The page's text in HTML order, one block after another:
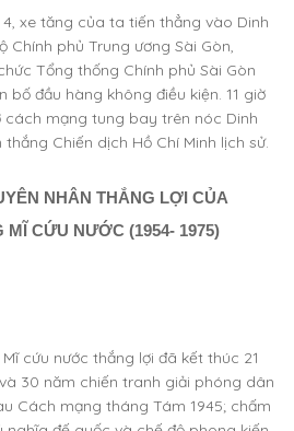
xe tăng của ta tiến thẳng vào Dinh
phủ Trung ương Sài Gòn,
Tổng thống Chính phủ Sài Gòn
bố đầu hàng không điều kiện. 11 giờ
mạng tung bay trên nóc Dinh
Chiến dịch Hồ Chí Minh lịch sử.
NHÂN THẮNG LỢI CỦA
MĨ CỨU NƯỚC (1954- 1975)
cứu nước thắng lợi đã kết thúc 21
30 năm chiến tranh giải phóng dân
Cách mạng tháng Tám 1945; chấm